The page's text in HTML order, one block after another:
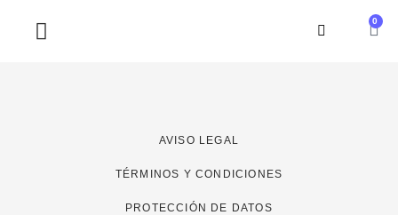
0
AVISO LEGAL
TÉRMINOS Y CONDICIONES
PROTECCIÓN DE DATOS